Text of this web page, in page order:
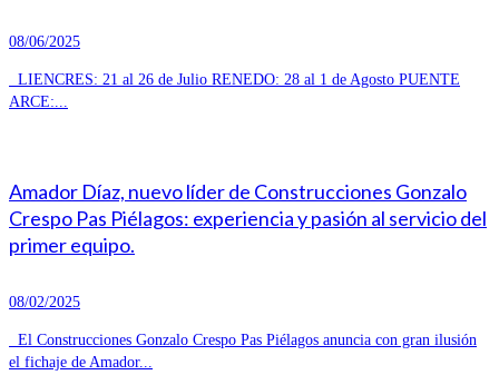
08/06/2025
LIENCRES: 21 al 26 de Julio RENEDO: 28 al 1 de Agosto PUENTE
ARCE:...
Amador Díaz, nuevo líder de Construcciones Gonzalo
Crespo Pas Piélagos: experiencia y pasión al servicio del
primer equipo.
08/02/2025
El Construcciones Gonzalo Crespo Pas Piélagos anuncia con gran ilusión
el fichaje de Amador...